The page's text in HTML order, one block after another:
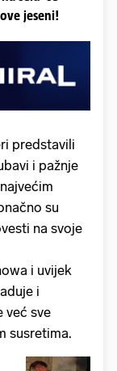
jeseni!
predstavili
i pažnje
su
na svoje
i uvijek
i
već sve
susretima.